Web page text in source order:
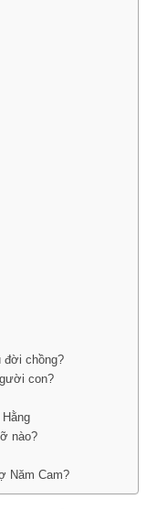
đời chồng?
con?
nào?
Năm Cam?